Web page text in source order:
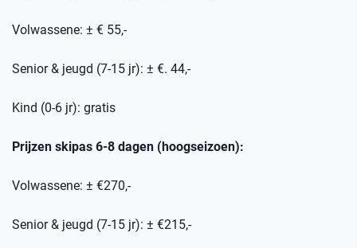
Volwassene: ± € 55,-
Senior & jeugd (7-15 jr): ± €. 44,-
Kind (0-6 jr): gratis
Prijzen skipas 6-8 dagen (hoogseizoen):
Volwassene: ± €270,-
Senior & jeugd (7-15 jr): ± €215,-